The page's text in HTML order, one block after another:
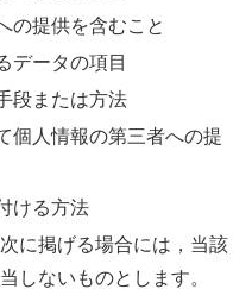
の提供を含むこと
データの項目
段または方法
個人情報の第三者への提
ける方法
に掲げる場合には，当該
しないものとします。